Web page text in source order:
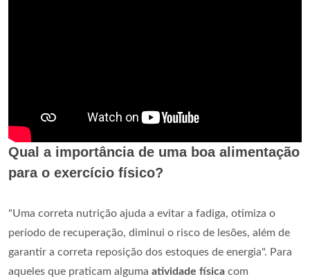
Qual a importância de uma boa alimentação
para o exercício físico?
"Uma correta nutrição ajuda a evitar a fadiga, otimiza o
período de recuperação, diminui o risco de lesões, além de
garantir a correta reposição dos estoques de energia". Para
aqueles que praticam alguma atividade física com